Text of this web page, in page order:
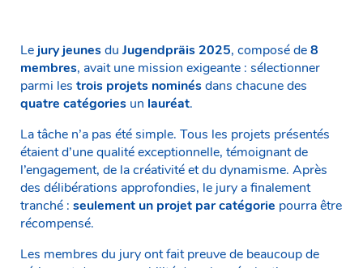
Le jury jeunesduJugendpräis 2025, composé de8
membres, avait une mission exigeante : sélectionner
parmi les trois projets nominésdans chacune des
quatre catégories un lauréat.
La tâche n’a pas été simple. Tous les projets présentés
étaient d’une qualité exceptionnelle, témoignant de
l’engagement, de la créativité et du dynamisme. Après
des délibérations approfondies, le jury a finalement
tranché : seulement un projet par catégorie pourra être
récompensé.
Les membres du jury ont fait preuve de beaucoup de